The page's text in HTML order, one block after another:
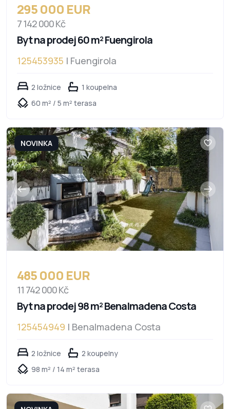
295 000 EUR
7 142 000 Kč
Byt na prodej 60 m² Fuengirola
125453935 | Fuengirola
2 ložnice
1 koupelna
60 m² / 5 m² terasa
NOVINKA
485 000 EUR
11 742 000 Kč
Byt na prodej 98 m² Benalmadena Costa
125454949 | Benalmadena Costa
2 ložnice
2 koupelny
98 m² / 14 m² terasa